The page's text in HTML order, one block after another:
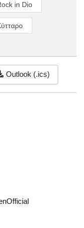
in Dio
Outlook (.ics)